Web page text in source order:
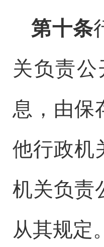
第十条
关负责
息，由保
他行政机
机关负责
从其规定。